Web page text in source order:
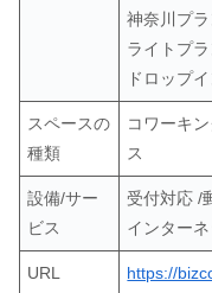
神奈川プ
ライトプ
ドロップ
スペースの
種類
コワーキ
ス
設備/サー
ビス
受付対応 /
インター
URL https://